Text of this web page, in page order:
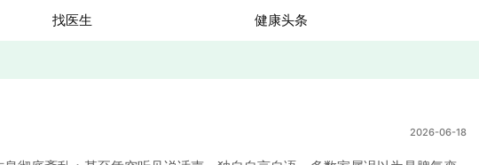
找医生 健康头条
2026-06-18